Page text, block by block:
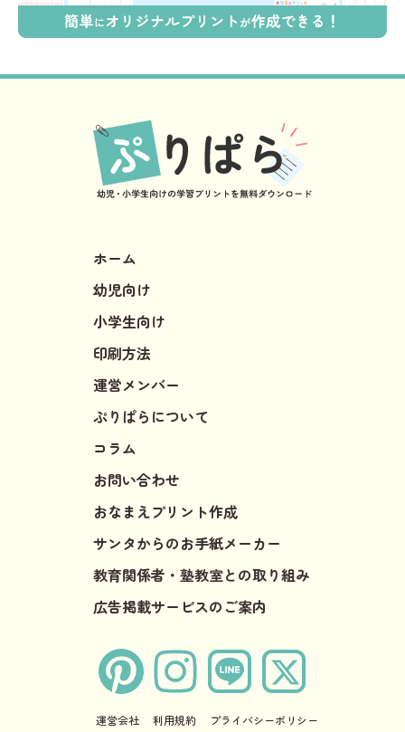
ホーム
幼児向け
小学生向け
印刷方法
運営メンバー
ぷりぱらについて
コラム
お問い合わせ
おなまえプリント作成
サンタからのお手紙メーカー
教育関係者・塾教室との取り組み
広告掲載サービスのご案内
運営会社 利用規約 プライバシーポリシー